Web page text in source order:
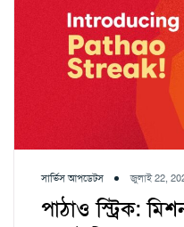
সার্ভিস আপডেটস জুলাই 22,
পাঠাও স্ট্রিক: